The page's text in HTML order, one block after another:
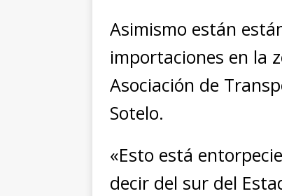
Asimismo están
importaciones en la
Asociación de
Sotelo.
«Esto está
decir del sur del